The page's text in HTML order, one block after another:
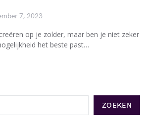
7, 2023
op je zolder, maar ben je niet zeker
het beste past…
ZOEKEN